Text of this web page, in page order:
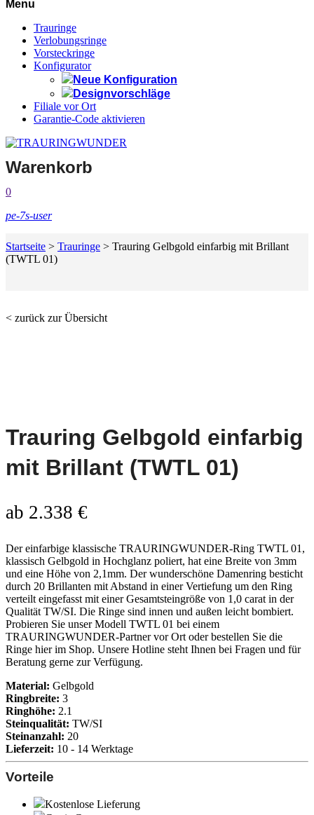
Menu
Trauringe
Verlobungsringe
Vorsteckringe
Konfigurator
Neue Konfiguration
Designvorschläge
Filiale vor Ort
Garantie-Code aktivieren
Warenkorb
0
pe-7s-user
Startseite > Trauringe > Trauring Gelbgold einfarbig mit Brillant
(TWTL 01)
< zurück zur Übersicht
Trauring Gelbgold einfarbig
mit Brillant (TWTL 01)
ab 2.338 €
Der einfarbige klassische TRAURINGWUNDER-Ring TWTL 01,
klassisch Gelbgold in Hochglanz poliert, hat eine Breite von 3mm
und eine Höhe von 2,1mm. Der wunderschöne Damenring besticht
durch 20 Brillanten mit Abstand in einer Vertiefung um den Ring
verteilt eingefasst mit einer Gesamtsteingröße von 1,0 carat in der
Qualität TW/SI. Die Ringe sind innen und außen leicht bombiert.
Probieren Sie unser Modell TWTL 01 bei einem
TRAURINGWUNDER-Partner vor Ort oder bestellen Sie die
Ringe hier im Shop. Unsere Hotline steht Ihnen bei Fragen und für
Beratung gerne zur Verfügung.
Material: Gelbgold
Ringbreite: 3
Ringhöhe: 2.1
Steinqualität: TW/SI
Steinanzahl: 20
Lieferzeit: 10 - 14 Werktage
Vorteile
Kostenlose Lieferung